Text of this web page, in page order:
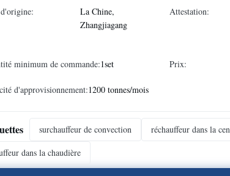
La Chine,
Zhangjiagang
Attestation:
minimum de commande:1set Prix:
d'approvisionnement:1200 tonnes/mois
surchauffeur de convection
réchauffeur dans la
dans la chaudière